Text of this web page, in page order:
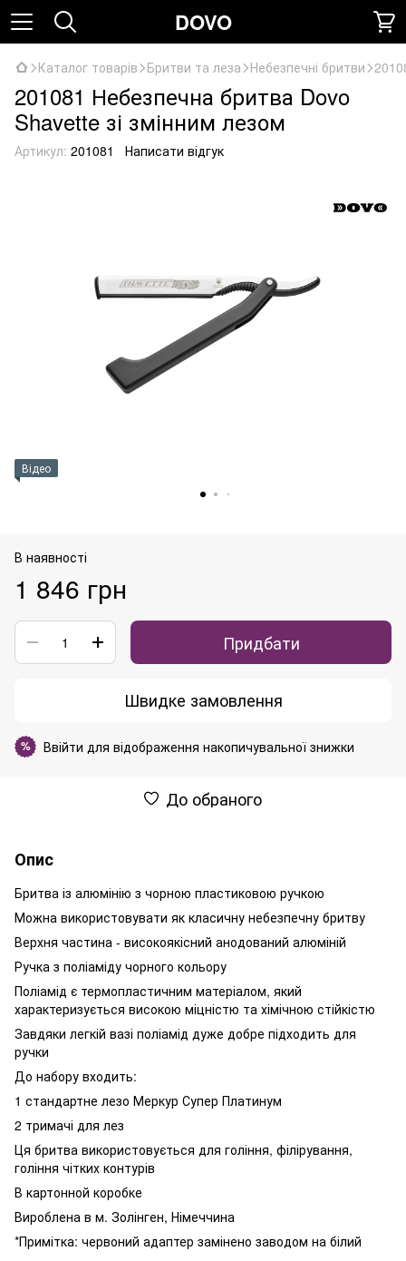
DOVO
Каталог товарів Бритви та леза Небезпечні бритви
201081 Небезпечна бритва Dovo
Shavette зі змінним лезом
Артикул: 201081 Написати відгук
Відео
В наявності
1 846 грн
Придбати
Швидке замовлення
% Ввійти для відображення накопичувальної знижки
До обраного
Опис
Бритва із алюмінію з чорною пластиковою ручкою
Можна використовувати як класичну небезпечну бритву
Верхня частина - високоякісний анодований алюміній
Ручка з поліаміду чорного кольору
Поліамід є термопластичним матеріалом, який
характеризується високою міцністю та хімічною стійкістю
Завдяки легкій вазі поліамід дуже добре підходить для
ручки
До набору входить:
1 стандартне лезо Меркур Супер Платинум
2 тримачі для лез
Ця бритва використовується для гоління, філірування,
гоління чітких контурів
В картонной коробке
Вироблена в м. Золінген, Німеччина
*Примітка: червоний адаптер замінено заводом на білий